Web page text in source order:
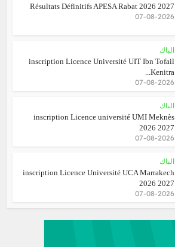
Résultats Définitifs APESA Rabat 2026 2027
07-08-2026
الباك
inscription Licence Université UIT Ibn Tofail
Kenitra...
07-08-2026
الباك
inscription Licence université UMI Meknès
2026 2027
07-08-2026
الباك
inscription Licence Université UCA Marrakech
2026 2027
07-08-2026